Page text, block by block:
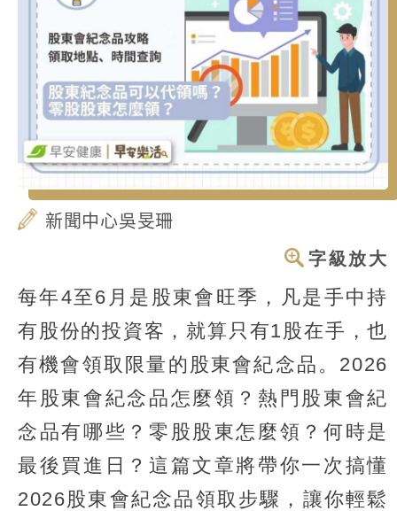
新聞中心吳旻珊
字級放大
每年4至6月是股東會旺季，凡是手中持
有股份的投資客，就算只有1股在手，也
有機會領取限量的股東會紀念品。2026
年股東會紀念品怎麼領？熱門股東會紀
念品有哪些？零股股東怎麼領？何時是
最後買進日？這篇文章將帶你一次搞懂
2026股東會紀念品領取步驟，讓你輕鬆